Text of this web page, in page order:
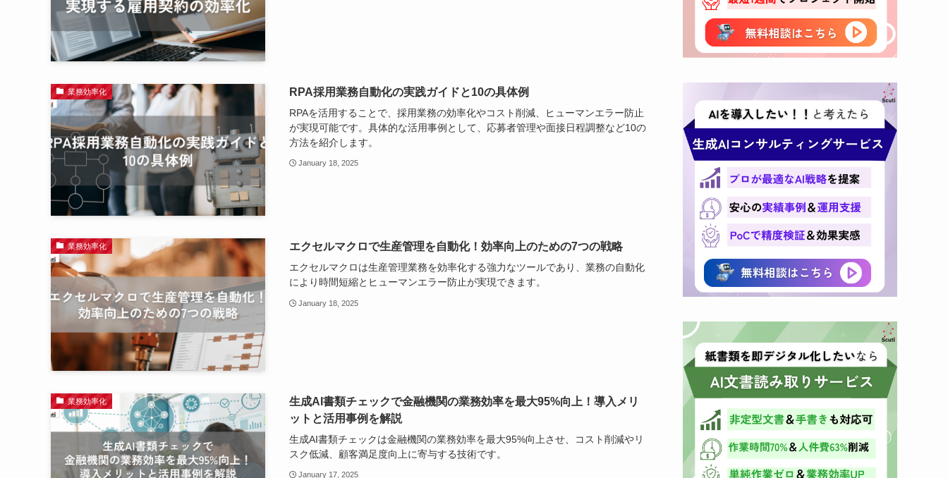
業務効率化 RPA採用業務自動化の実践ガイドと10の具体例
RPAを活用することで、採用業務の効率化やコスト削減、ヒューマンエラー防止
が実現可能です。具体的な活用事例として、応募者管理や面接日程調整など10の
方法を紹介します。
January 18, 2025
業務効率化 エクセルマクロで生産管理を自動化！効率向上のための7つの戦略
エクセルマクロは生産管理業務を効率化する強力なツールであり、業務の自動化
により時間短縮とヒューマンエラー防止が実現できます。
January 18, 2025
業務効率化
生成AI書類チェックで金融機関の業務効率を最大95%向上！導入メリ
ットと活用事例を解説
生成AI書類チェックは金融機関の業務効率を最大95%向上させ、コスト削減やリ
スク低減、顧客満足度向上に寄与する技術です。
January 17, 2025